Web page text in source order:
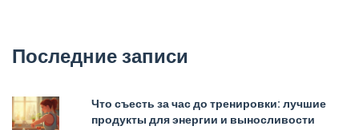
Последние записи
Что съесть за час до тренировки: лучшие
продукты для энергии и выносливости